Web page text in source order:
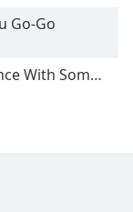
Go-Go
Somebody